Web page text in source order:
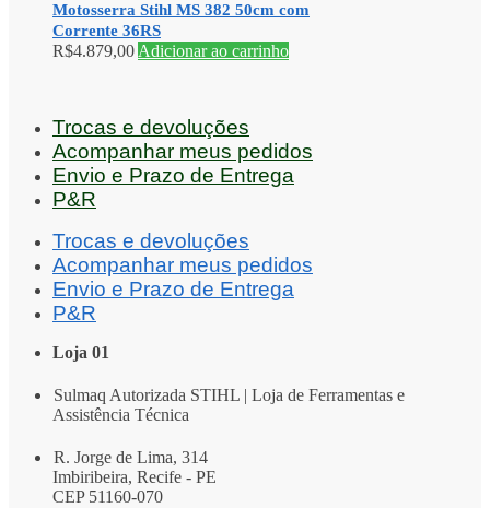
Motosserra Stihl MS 382 50cm com
Corrente 36RS
R$4.879,00 Adicionar ao carrinho
Trocas e devoluções
Acompanhar meus pedidos
Envio e Prazo de Entrega
P&R
Trocas e devoluções
Acompanhar meus pedidos
Envio e Prazo de Entrega
P&R
Loja 01
Sulmaq Autorizada STIHL | Loja de Ferramentas e
Assistência Técnica
R. Jorge de Lima, 314
Imbiribeira, Recife - PE
CEP 51160-070